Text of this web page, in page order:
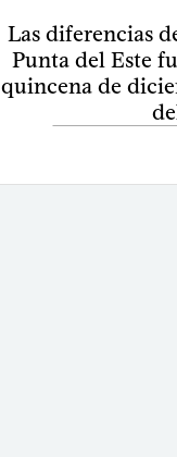
Las diferencias
Punta del Este
quincena de